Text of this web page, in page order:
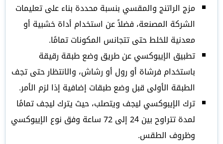
مزج الراتنج والمقسي بنسبة محددة بناء على تعليمات
الشركة المصنعة، فضلاً عن استخدام أداة خشبية أو
معدنية للخلط حتى تتجانس المكونات تمامًا.
تطبيق الإيبوكسي عن طريق وضع طبقة رقيقة
باستخدام فرشاة أو رول أو رشاش، والانتظار حتى تجف
الطبقة الأولى قبل وضع طبقات إضافية إذا لزم الأمر.
ترك الإيبوكسي ليجف ويتصلب، حيث يترك ليجف تمامًا
لمدة تتراوح بين 24 إلى 72 ساعة وفق نوع الإيبوكسي
وظروف الطقس.